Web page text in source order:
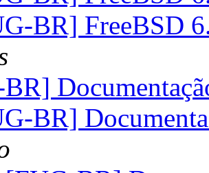
BR] FreeBSD
BR]